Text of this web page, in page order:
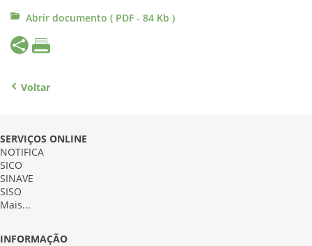
Abrir documento ( PDF - 84 Kb )
Voltar
SERVIÇOS ONLINE
NOTIFICA
SICO
SINAVE
SISO
Mais...
INFORMAÇÃO